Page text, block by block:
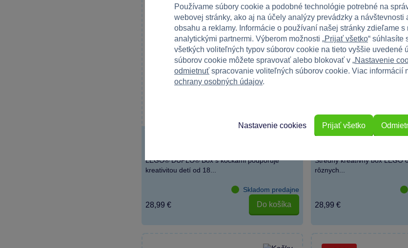
LEGO® DUPLO® Box s kockami podporuje
kreativitou detí od 18...
Skladom predajne
28,99 € Do košíka
3 x
Stredný kreatívny box LEGO
rôznych...
28,99 €
Používame súbory cookie a podobné technológie potrebné na
webovej stránky, ako aj na účely analýzy prevádzky a návštevnosti
obsahu a reklamy. Informácie o používaní našej stránky zdieľame s
analytickými partnermi. Výberom možnosti „Prijať všetko“ súhlasíte
všetkých voliteľných typov súborov cookie na tieto vyššie uvedené
súborov cookie môžete spravovať alebo blokovať v „Nastavenie
odmietnuť spracovanie voliteľných súborov cookie. Viac informácií
ochrany osobných údajov.
Nastavenie cookies Prijať všetko